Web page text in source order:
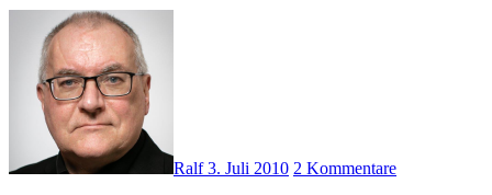
Ralf3. Juli 2010 2 Kommentare